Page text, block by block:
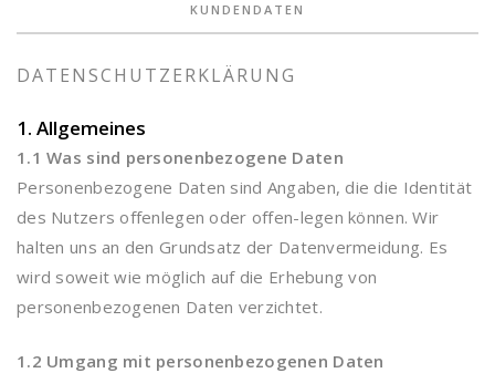
KUNDENDATEN
DATENSCHUTZERKLÄRUNG
1. Allgemeines
1.1 Was sind personenbezogene Daten
Personenbezogene Daten sind Angaben, die die Identität
des Nutzers offenlegen oder offen-legen können. Wir
halten uns an den Grundsatz der Datenvermeidung. Es
wird soweit wie möglich auf die Erhebung von
personenbezogenen Daten verzichtet.
1.2 Umgang mit personenbezogenen Daten